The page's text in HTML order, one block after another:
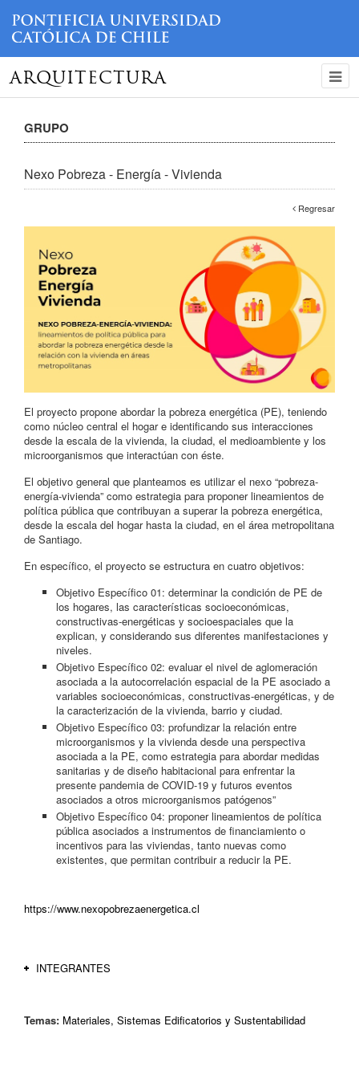
ARQUITECTURA
GRUPO
Nexo Pobreza - Energía - Vivienda
Regresar
El proyecto propone abordar la pobreza energética (PE), teniendo
como núcleo central el hogar e identificando sus interacciones
desde la escala de la vivienda, la ciudad, el medioambiente y los
microorganismos que interactúan con éste.
El objetivo general que planteamos es utilizar el nexo “pobreza-
energía-vivienda” como estrategia para proponer lineamientos de
política pública que contribuyan a superar la pobreza energética,
desde la escala del hogar hasta la ciudad, en el área metropolitana
de Santiago.
En específico, el proyecto se estructura en cuatro objetivos:
Objetivo Específico 01: determinar la condición de PE de
los hogares, las características socioeconómicas,
constructivas-energéticas y socioespaciales que la
explican, y considerando sus diferentes manifestaciones y
niveles.
Objetivo Específico 02: evaluar el nivel de aglomeración
asociada a la autocorrelación espacial de la PE asociado a
variables socioeconómicas, constructivas-energéticas, y de
la caracterización de la vivienda, barrio y ciudad.
Objetivo Específico 03: profundizar la relación entre
microorganismos y la vivienda desde una perspectiva
asociada a la PE, como estrategia para abordar medidas
sanitarias y de diseño habitacional para enfrentar la
presente pandemia de COVID-19 y futuros eventos
asociados a otros microorganismos patógenos”
Objetivo Específico 04: proponer lineamientos de política
pública asociados a instrumentos de financiamiento o
incentivos para las viviendas, tanto nuevas como
existentes, que permitan contribuir a reducir la PE.
https://www.nexopobrezaenergetica.cl
INTEGRANTES
Arquitecto, Doctor en Arquitectura y Urbanismo, Escuela de
Temas: Materiales, Sistemas Edificatorios y Sustentabilidad